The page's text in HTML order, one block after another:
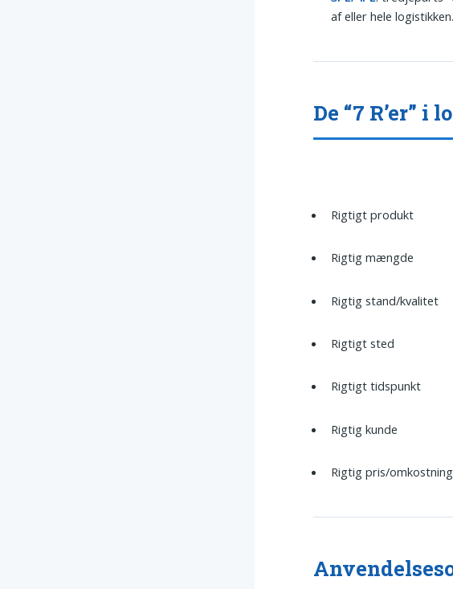
af eller hele logistikken.
De “7 R’er” i
Rigtigt produkt
Rigtig mængde
Rigtig stand/kvalitet
Rigtigt sted
Rigtigt tidspunkt
Rigtig kunde
Rigtig pris/omkostning